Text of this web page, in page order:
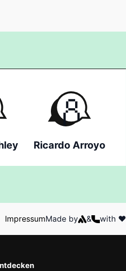
Ricardo Arroyo
ImpressumMade by & with ❤️